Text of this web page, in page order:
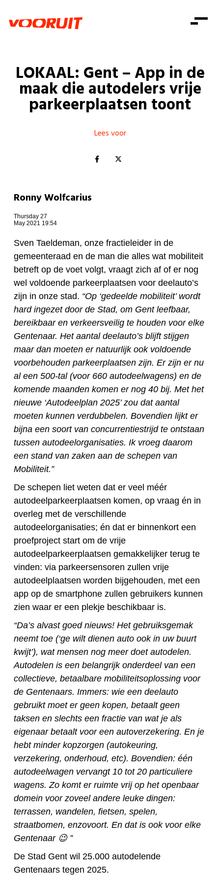
Zorg
Gelijke kansen
Consumentenbescherming
Pensioenen
Onze mensen
Standpunten
Vacatures
Doe mee
Doe mee
Word lid
Mis niets
Shop
Doe mee
LOKAAL: Gent – App in de
maak die autodelers vrije
parkeerplaatsen toont
Lees voor
Ronny Wolfcarius
Thursday 27
May 2021 19:54
Sven Taeldeman, onze fractieleider in de
gemeenteraad en de man die alles wat mobiliteit
betreft op de voet volgt, vraagt zich af of er nog
wel voldoende parkeerplaatsen voor deelauto’s
zijn in onze stad. “Op ‘gedeelde mobiliteit’ wordt
hard ingezet door de Stad, om Gent leefbaar,
bereikbaar en verkeersveilig te houden voor elke
Gentenaar. Het aantal deelauto’s blijft stijgen
maar dan moeten er natuurlijk ook voldoende
voorbehouden parkeerplaatsen zijn. Er zijn er nu
al een 500-tal (voor 660 autodeelwagens) en de
komende maanden komen er nog 40 bij. Met het
nieuwe ‘Autodeelplan 2025’ zou dat aantal
moeten kunnen verdubbelen. Bovendien lijkt er
bijna een soort van concurrentiestrijd te ontstaan
tussen autodeelorganisaties. Ik vroeg daarom
een stand van zaken aan de schepen van
Mobiliteit.”
De schepen liet weten dat er veel méér
autodeelparkeerplaatsen komen, op vraag én in
overleg met de verschillende
autodeelorganisaties; én dat er binnenkort een
proefproject start om de vrije
autodeelparkeerplaatsen gemakkelijker terug te
vinden: via parkeersensoren zullen vrije
autodeelplaatsen worden bijgehouden, met een
app op de smartphone zullen gebruikers kunnen
zien waar er een plekje beschikbaar is.
“Da’s alvast goed nieuws! Het gebruiksgemak
neemt toe (‘ge wilt dienen auto ook in uw buurt
kwijt’), wat mensen nog meer doet autodelen.
Autodelen is een belangrijk onderdeel van een
collectieve, betaalbare mobiliteitsoplossing voor
de Gentenaars. Immers: wie een deelauto
gebruikt moet er geen kopen, betaalt geen
taksen en slechts een fractie van wat je als
eigenaar betaalt voor een autoverzekering. En je
hebt minder kopzorgen (autokeuring,
verzekering, onderhoud, etc). Bovendien: één
autodeelwagen vervangt 10 tot 20 particuliere
wagens. Zo komt er ruimte vrij op het openbaar
domein voor zoveel andere leuke dingen:
terrassen, wandelen, fietsen, spelen,
straatbomen, enzovoort. En dat is ook voor elke
Gentenaar 😉 ”
De Stad Gent wil 25.000 autodelende
Gentenaars tegen 2025.